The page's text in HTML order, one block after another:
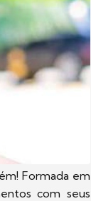
Formada em
com seus